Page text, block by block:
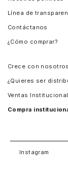
Línea de
Contáctanos
¿Cómo comprar?
Crece con nosotros
¿Quieres ser
Ventas
Compra
Instagram